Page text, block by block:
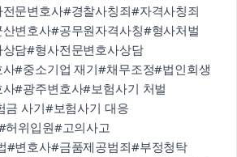
문변호사#경찰사칭죄#자격사칭죄
변호사#공무원자격사칭#형사처벌
담#형사전문변호사상담
#중소기업 재기#채무조정#법인회생
#광주변호사#보험사기 처벌
금 사기#보험사기 대응
허위입원#고의사고
#변호사#금품제공범죄#부정청탁